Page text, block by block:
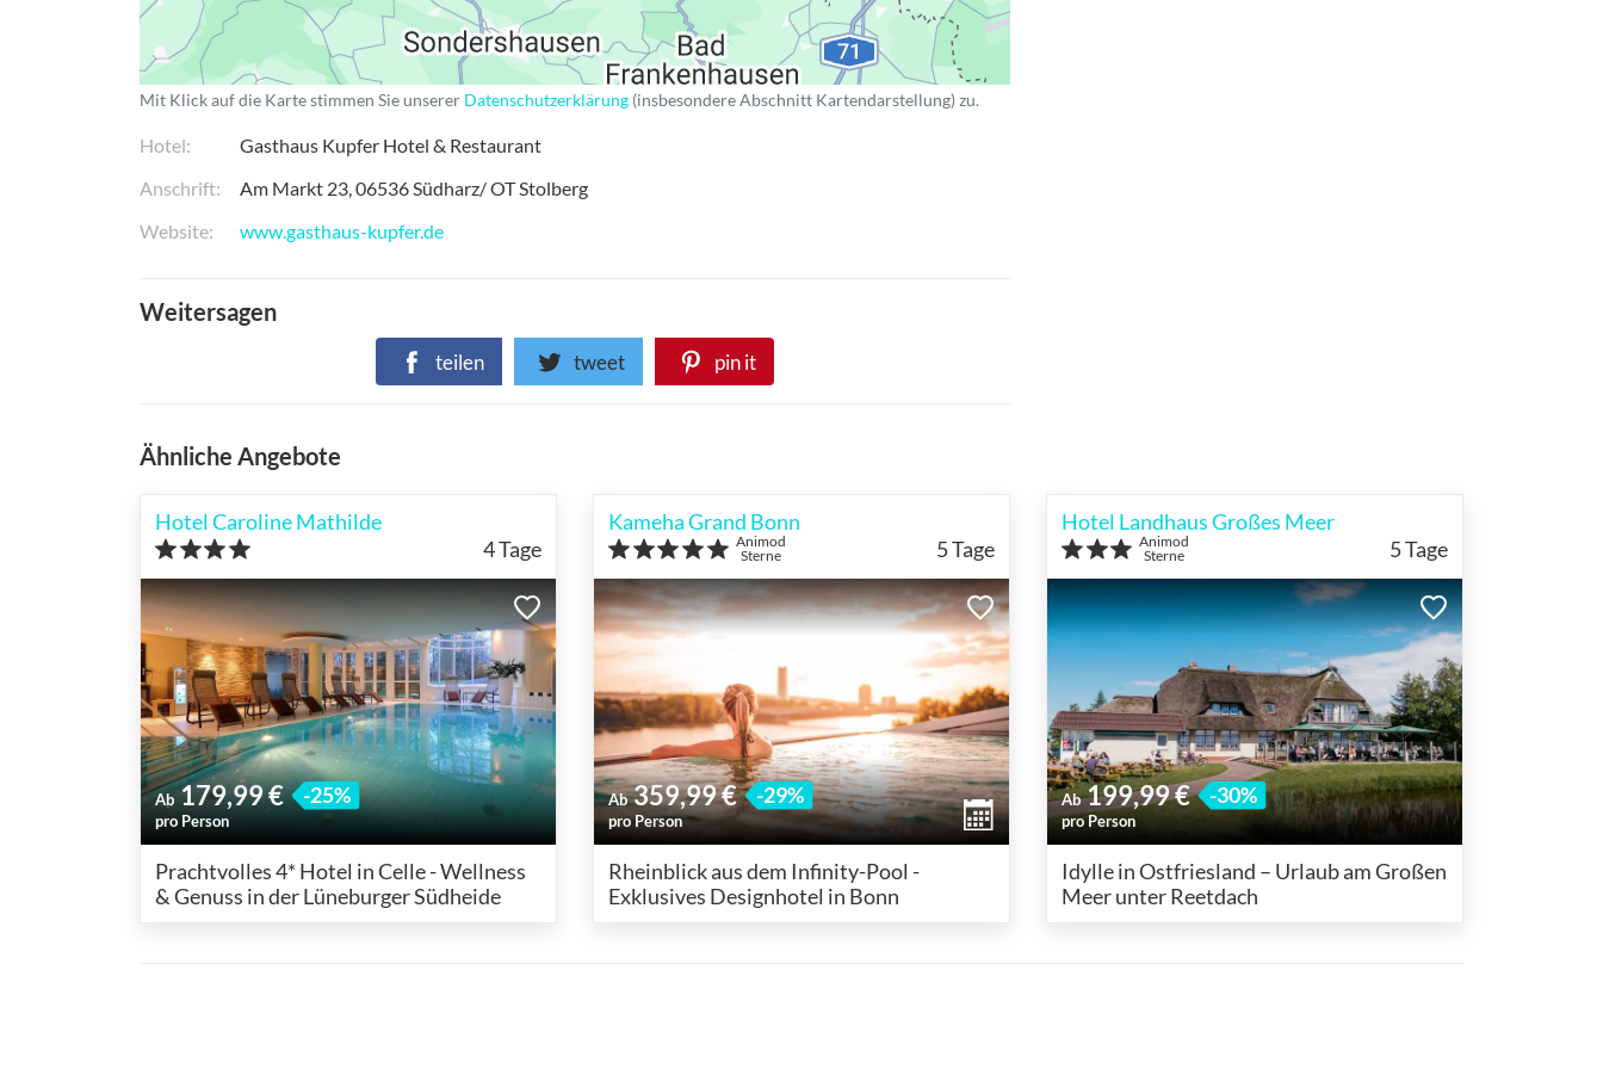
Mit Klick auf die Karte stimmen Sie unserer Datenschutzerklärung (insbesondere Abschnitt Kartendarstellung) zu.
Hotel
Gasthaus Kupfer Hotel & Restaurant
Anschrift
Am Markt 23 06536Südharz/ OT Stolberg
Website
www.gasthaus-kupfer.de
Weitersagen
teilen tweet pin it
Ähnliche Angebote
Hotel Caroline Mathilde
4Tage
Ab 179,99 € -25%
pro Person
Prachtvolles 4* Hotel in Celle - Wellness
& Genuss in der Lüneburger Südheide
Kameha Grand Bonn
Animod
Sterne
5Tage
Ab 359,99 € -29%
pro Person
Rheinblick aus dem Infinity-Pool -
Exklusives Designhotel in Bonn
Hotel Landhaus Großes Meer
Animod
Sterne
5Tage
Ab 199,99 € -30%
pro Person
Idylle in Ostfriesland – Urlaub am Großen
Meer unter Reetdach